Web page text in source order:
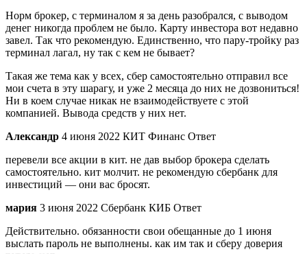
Норм брокер, с терминалом я за день разобрался, с выводом
денег никогда проблем не было. Карту инвестора вот недавно
завел. Так что рекомендую. Единственно, что пару-тройку раз
терминал лагал, ну так с кем не бывает?
Такая же тема как у всех, сбер самостоятельно отправил все
мои счета в эту шарагу, и уже 2 месяца до них не дозвониться!
Ни в коем случае никак не взаимодействуете с этой
компанией. Вывода средств у них нет.
Александр 4 июня 2022 КИТ Финанс Ответ
перевели все акции в кит. не дав выбор брокера сделать
самостоятельно. кит молчит. не рекомендую сбербанк для
инвестиций — они вас бросят.
мария 3 июня 2022 Сбербанк КИБ Ответ
Действительно. обязанности свои обещанные до 1 июня
выслать пароль не выполнены. как им так и сберу доверия